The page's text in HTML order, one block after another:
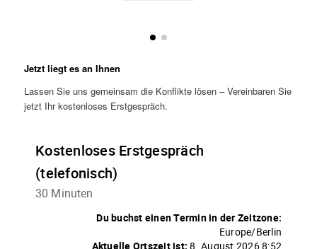
Jetzt liegt es an Ihnen
Lassen Sie uns gemeinsam die Konflikte lösen – Vereinbaren Sie
jetzt Ihr kostenloses Erstgespräch.